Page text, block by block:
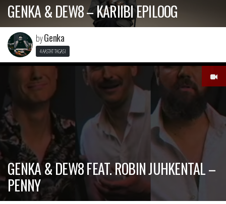
GENKA & DEW8 – KARIIBI EPILOOG
byGenka
4 AASTAT TAGASI
GENKA & DEW8 FEAT. ROBIN JUHKENTAL –
PENNY